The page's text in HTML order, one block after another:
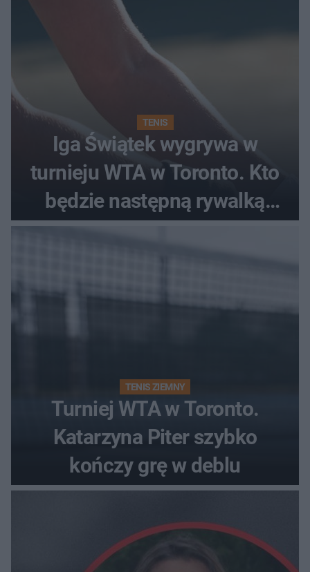
TENIS
Iga Świątek wygrywa w
turnieju WTA w Toronto. Kto
będzie następną rywalką
Polki?
TENIS ZIEMNY
Turniej WTA w Toronto.
Katarzyna Piter szybko
kończy grę w deblu